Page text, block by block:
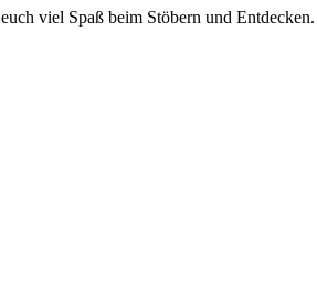
viel Spaß beim Stöbern und Entdecken.